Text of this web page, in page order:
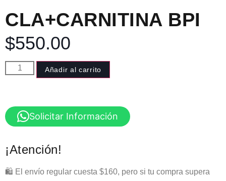
CLA+CARNITINA BPI
$550.00
Añadir al carrito
Solicitar Información
¡Atención!
🛍️ El envío regular cuesta $160, pero si tu compra supera